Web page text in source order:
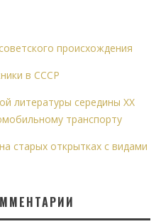
происхождения
в СССР
литературы середины XX
транспорту
старых открытках с видами